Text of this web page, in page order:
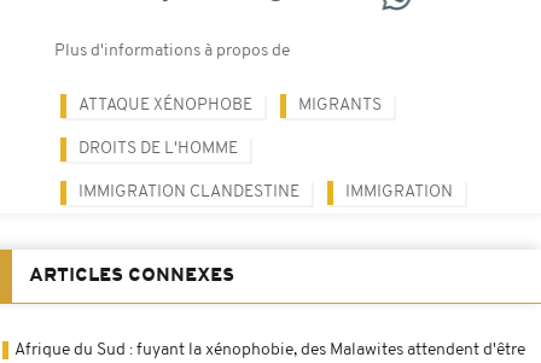
Plus d'informations à propos de
ATTAQUE XÉNOPHOBE MIGRANTS
DROITS DE L'HOMME
IMMIGRATION CLANDESTINE IMMIGRATION
ARTICLES CONNEXES
Afrique du Sud : fuyant la xénophobie, des Malawites attendent d'être